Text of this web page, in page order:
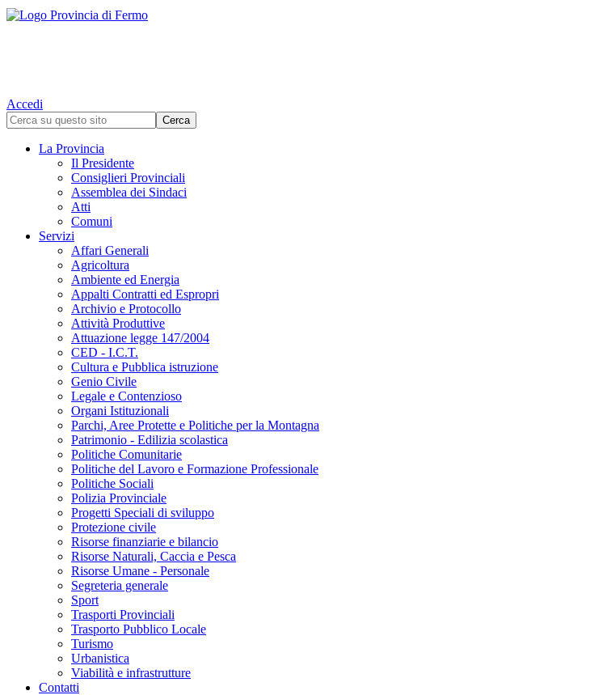
Accedi
La Provincia
Il Presidente
Consiglieri Provinciali
Assemblea dei Sindaci
Atti
Comuni
Servizi
Affari Generali
Agricoltura
Ambiente ed Energia
Appalti Contratti ed Espropri
Archivio e Protocollo
Attività Produttive
Attuazione legge 147/2004
CED - I.C.T.
Cultura e Pubblica istruzione
Genio Civile
Legale e Contenzioso
Organi Istituzionali
Parchi, Aree Protette e Politiche per la Montagna
Patrimonio - Edilizia scolastica
Politiche Comunitarie
Politiche del Lavoro e Formazione Professionale
Politiche Sociali
Polizia Provinciale
Progetti Speciali di sviluppo
Protezione civile
Risorse finanziarie e bilancio
Risorse Naturali, Caccia e Pesca
Risorse Umane - Personale
Segreteria generale
Sport
Trasporti Provinciali
Trasporto Pubblico Locale
Turismo
Urbanistica
Viabilità e infrastrutture
Contatti